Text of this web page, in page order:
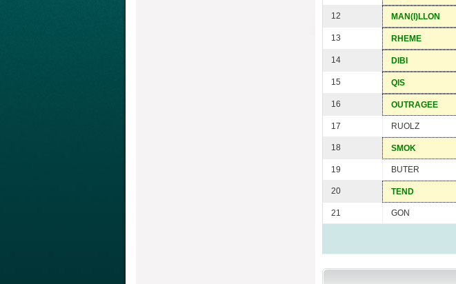
12 MAN(I)LLON
13 RHEME
14 DIBI
15 QIS
16 OUTRAGEE
17 RUOLZ
18 SMOK
19 BUTER
20 TEND
21 GON